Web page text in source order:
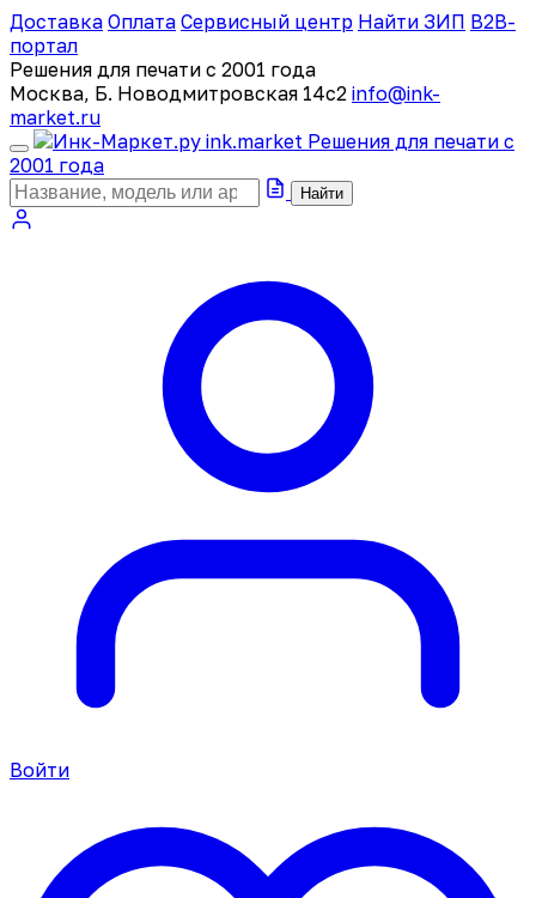
Доставка Оплата Сервисный центр Найти ЗИП B2B-
портал
Решения для печати с 2001 года
Москва, Б. Новодмитровская 14с2 info@ink-
market.ru
ink.market Решения для печати с
2001 года
Найти
Войти